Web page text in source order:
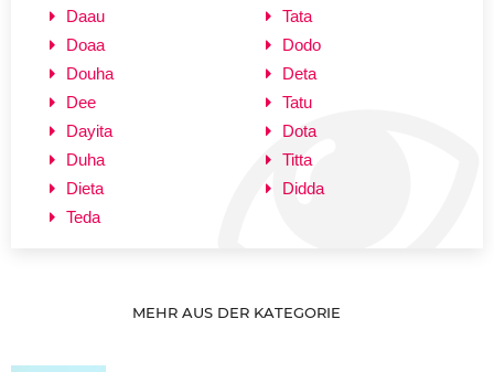
Daau
Doaa
Douha
Dee
Dayita
Duha
Dieta
Teda
Tata
Dodo
Deta
Tatu
Dota
Titta
Didda
MEHR AUS DER KATEGORIE